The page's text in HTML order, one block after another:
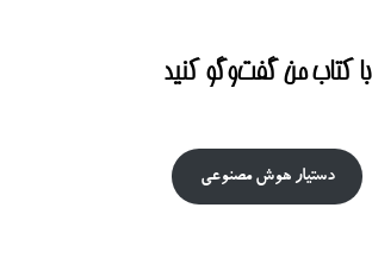
با کتاب من گفت‌‌وگو کنید
دستیار هوش‌ مصنوعی